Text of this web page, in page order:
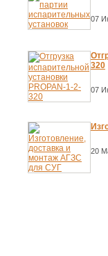
07
320
07
20